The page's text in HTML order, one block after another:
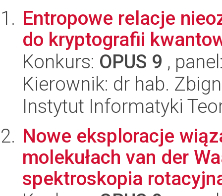
Entropowe relacje
do kryptografii
Konkurs: OPUS 9 ,
Kierownik: dr hab.
Instytut Informatyki
Nowe eksploracje
molekułach van der
spektroskopia